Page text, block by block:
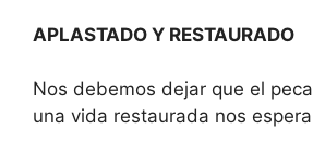
APLASTADO Y RESTAURADO
Nos debemos dejar que el
una vida restaurada nos